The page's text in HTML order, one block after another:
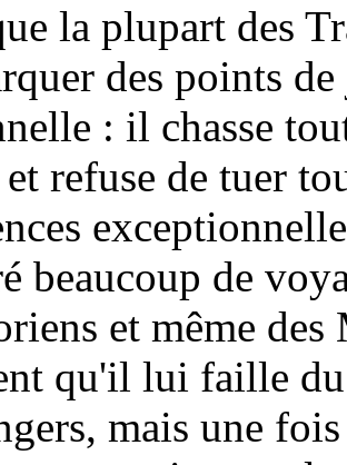
la plupart des
des points
: il chasse
refuse de tuer
beaucoup de
et même des
qu'il lui faille du
mais une